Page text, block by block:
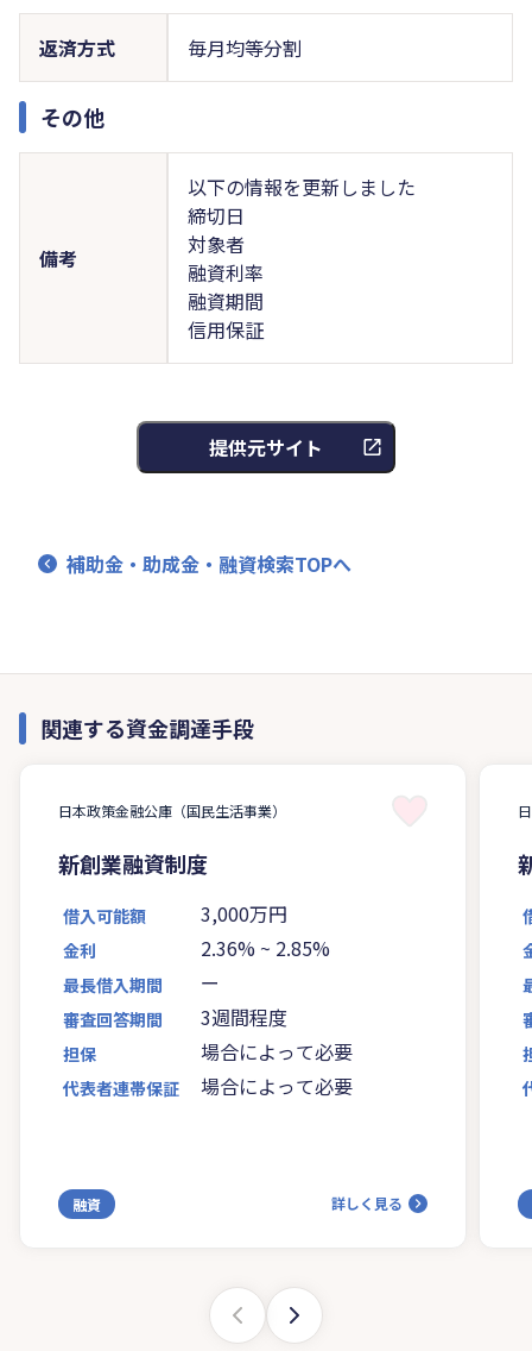
返済方式 毎月均等分割
その他
備考
以下の情報を更新しました
締切日
対象者
融資利率
融資期間
信用保証
提供元サイト
補助金・助成金・融資検索TOPへ
関連する資金調達手段
日本政策金融公庫（国民生活事業）
新創業融資制度
借入可能額 3,000万円
金利 2.36% ~ 2.85%
最長借入期間 ー
審査回答期間 3週間程度
担保 場合によって必要
代表者連帯保証 場合によって必要
融資 詳しく見る